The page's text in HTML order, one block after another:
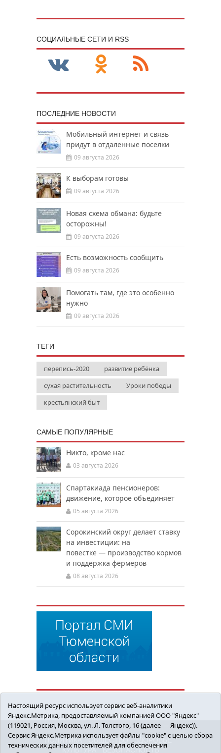
CОЦИАЛЬНЫЕ СЕТИ И RSS
ПОСЛЕДНИЕ НОВОСТИ
Мобильный интернет и связь
придут в отдаленные поселки
09 августа 2026
К выборам готовы
09 августа 2026
Новая схема обмана: будьте
осторожны!
09 августа 2026
Есть возможность сообщить
09 августа 2026
Помогать там, где это особенно
нужно
09 августа 2026
ТЕГИ
перепись-2020
развитие ребёнка
сухая растительность
Уроки победы
крестьянский быт
САМЫЕ ПОПУЛЯРНЫЕ
Никто, кроме нас
03 августа 2026
Спартакиада пенсионеров:
движение, которое объединяет
05 августа 2026
Сорокинский округ делает ставку
на инвестиции: на
повестке — производство кормов
и поддержка фермеров
08 августа 2026
ПОЛИТИКА ОБЩЕСТВО
ЗДОРОВЬЕ
КУЛЬТУРА
БЕЗОПАСНОСТЬ
Настоящий ресурс использует сервис веб-аналитики
Яндекс.Метрика, предоставляемый компанией ООО "Яндекс"
(119021, Россия, Москва, ул. Л. Толстого, 16 (далее — Яндекс)).
Сервис Яндекс.Метрика использует файлы "cookie" с целью сбора
технических данных посетителей для обеспечения